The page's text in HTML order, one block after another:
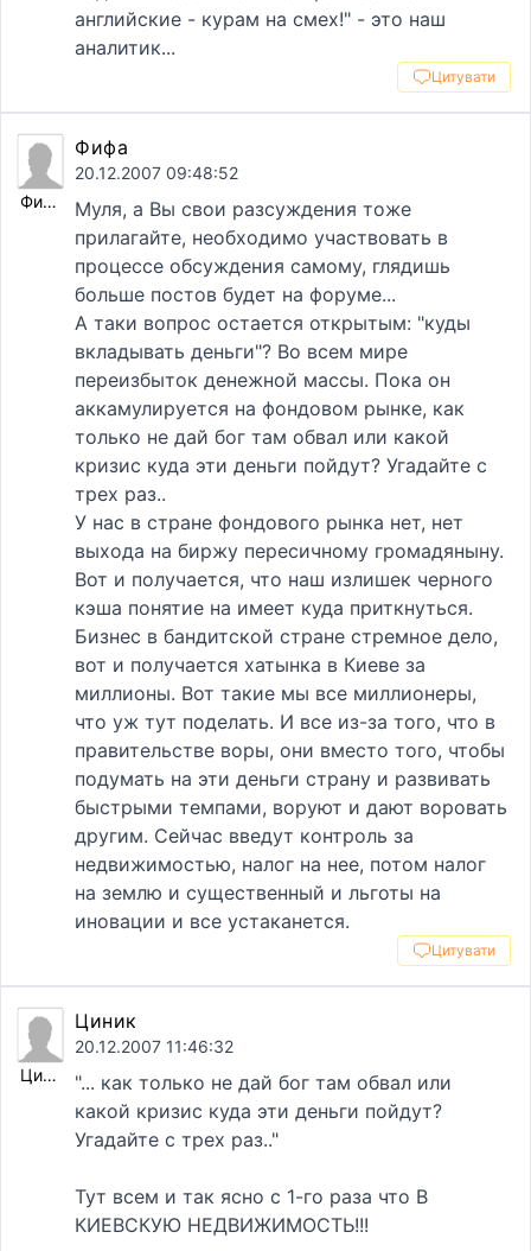
английские - курам на смех!" - это наш
аналитик...
Цитувати
Фифа
Фифа
20.12.2007 09:48:52
Муля, а Вы свои разсуждения тоже
прилагайте, необходимо участвовать в
процессе обсуждения самому, глядишь
больше постов будет на форуме...
А таки вопрос остается открытым: "куды
вкладывать деньги"? Во всем мире
переизбыток денежной массы. Пока он
аккамулируется на фондовом рынке, как
только не дай бог там обвал или какой
кризис куда эти деньги пойдут? Угадайте с
трех раз..
У нас в стране фондового рынка нет, нет
выхода на биржу пересичному громадяныну.
Вот и получается, что наш излишек черного
кэша понятие на имеет куда приткнуться.
Бизнес в бандитской стране стремное дело,
вот и получается хатынка в Киеве за
миллионы. Вот такие мы все миллионеры,
что уж тут поделать. И все из-за того, что в
правительстве воры, они вместо того, чтобы
подумать на эти деньги страну и развивать
быстрыми темпами, воруют и дают воровать
другим. Сейчас введут контроль за
недвижимостью, налог на нее, потом налог
на землю и существенный и льготы на
иновации и все устаканется.
Цитувати
Циник
Циник
20.12.2007 11:46:32
"... как только не дай бог там обвал или
какой кризис куда эти деньги пойдут?
Угадайте с трех раз.."
Тут всем и так ясно с 1-го раза что В
КИЕВСКУЮ НЕДВИЖИМОСТЬ!!!